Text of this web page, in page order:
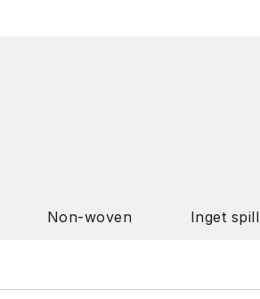
Non-woven Inget spill